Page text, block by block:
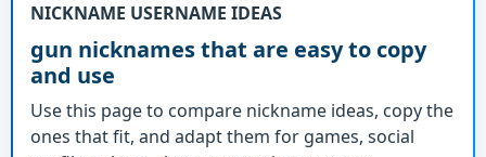
NICKNAME USERNAME IDEAS
gun nicknames that are easy to copy
and use
Use this page to compare nickname ideas, copy the
ones that fit, and adapt them for games, social